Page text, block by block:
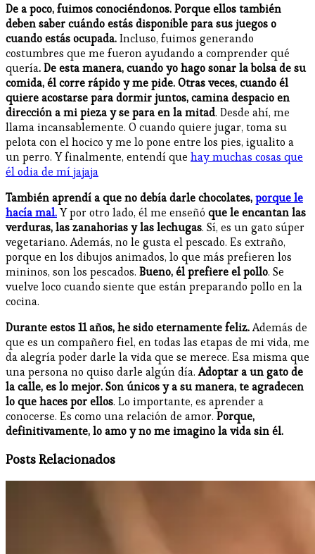
De a poco, fuimos conociéndonos. Porque ellos también
deben saber cuándo estás disponible para sus juegos o
cuando estás ocupada.Incluso, fuimos generando
costumbres que me fueron ayudando a comprender qué
quería. De esta manera, cuando yo hago sonar la bolsa de su
comida, él corre rápido y me pide. Otras veces, cuando él
quiere acostarse para dormir juntos, camina despacio en
dirección a mi pieza y se para en la mitad. Desde ahí, me
llama incansablemente. O cuando quiere jugar, toma su
pelota con el hocico y me lo pone entre los pies, igualito a
un perro. Y finalmente, entendí que hay muchas cosas que
él odia de mí jajaja
También aprendí a que no debía darle chocolates,porque le
hacía mal.Y por otro lado, él me enseñó que le encantan las
verduras, las zanahorias y las lechugas. Sí, es un gato súper
vegetariano. Además, no le gusta el pescado. Es extraño,
porque en los dibujos animados, lo que más prefieren los
mininos, son los pescados. Bueno, él prefiere el pollo. Se
vuelve loco cuando siente que están preparando pollo en la
cocina.
Durante estos 11 años, he sido eternamente feliz.Además de
que es un compañero fiel, en todas las etapas de mi vida, me
da alegría poder darle la vida que se merece. Esa misma que
una persona no quiso darle algún día.Adoptar a un gato de
la calle, es lo mejor. Son únicos y a su manera, te agradecen
lo que haces por ellos. Lo importante, es aprender a
conocerse. Es como una relación de amor. Porque,
definitivamente, lo amo y no me imagino la vida sin él.
Posts Relacionados